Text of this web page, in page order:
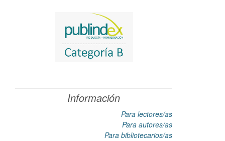
Información
Para lectores/as
Para autores/as
Para bibliotecarios/as